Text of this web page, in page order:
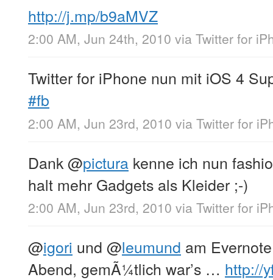
http://j.mp/b9aMVZ
2:00 AM, Jun 24th, 2010 via Twitter for
Twitter for iPhone nun mit iOS 4
#fb
2:00 AM, Jun 23rd, 2010 via Twitter for
Dank@pictura kenne ich nun
halt mehr Gadgets als Kleider ;-)
2:00 AM, Jun 23rd, 2010 via Twitter for
@igori und @leumund am
Abend, gemÃ¼tlich war’s … http://